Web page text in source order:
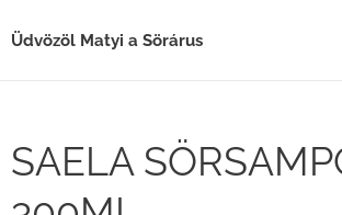
Üdvözöl Matyi a Sörárus
SAELA